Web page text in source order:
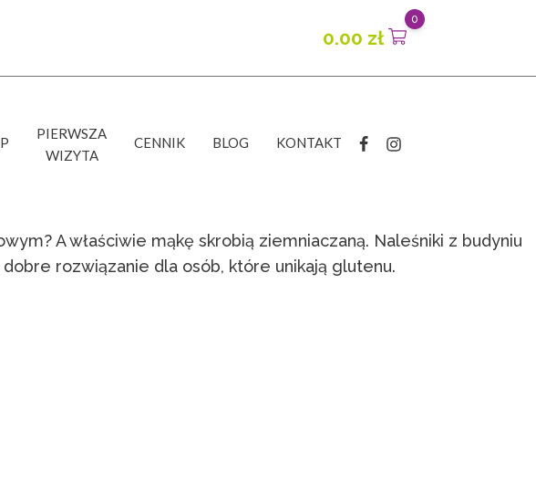
0.00 zł
0
PIERWSZA
WIZYTA
CENNIK BLOG KONTAKT
A właściwie mąkę skrobią ziemniaczaną. Naleśniki z budyniu
rozwiązanie dla osób, które unikają glutenu.